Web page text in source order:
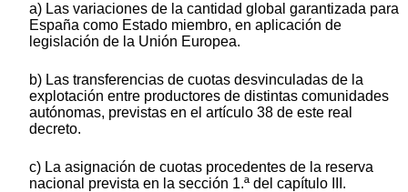
a) Las variaciones de la cantidad global garantizada para
España como Estado miembro, en aplicación de
legislación de la Unión Europea.
b) Las transferencias de cuotas desvinculadas de la
explotación entre productores de distintas comunidades
autónomas, previstas en el artículo 38 de este real
decreto.
c) La asignación de cuotas procedentes de la reserva
nacional prevista en la sección 1.ª del capítulo III.